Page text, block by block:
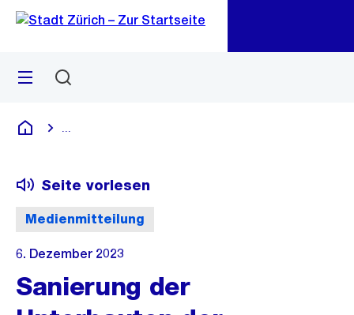
Navigation
Sprunglink
Menü
Deutsch
Medienmitteilung
Seite vorlesen
6. Dezember 2023
Sanierung der